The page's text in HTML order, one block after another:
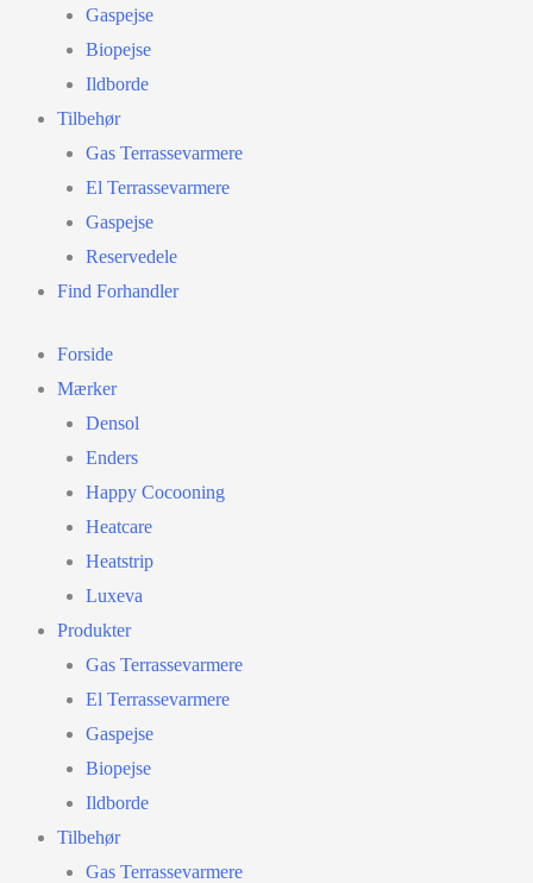
Gaspejse
Biopejse
Ildborde
Tilbehør
Gas Terrassevarmere
El Terrassevarmere
Gaspejse
Reservedele
Find Forhandler
Forside
Mærker
Densol
Enders
Happy Cocooning
Heatcare
Heatstrip
Luxeva
Produkter
Gas Terrassevarmere
El Terrassevarmere
Gaspejse
Biopejse
Ildborde
Tilbehør
Gas Terrassevarmere